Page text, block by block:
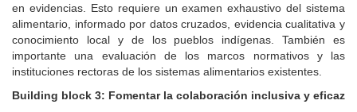
en evidencias. Esto requiere un examen exhaustivo del sistema
alimentario, informado por datos cruzados, evidencia cualitativa y
conocimiento local y de los pueblos indígenas. También es
importante una evaluación de los marcos normativos y las
instituciones rectoras de los sistemas alimentarios existentes.
Building block 3: Fomentar la colaboración inclusiva y eficaz